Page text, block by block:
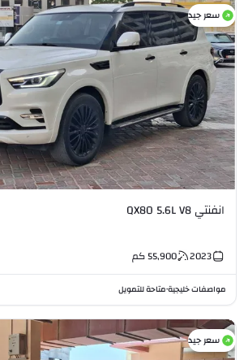
سعر جيد
انفنتي QX80 5.6L V8
2023
55,900كم
مواصفات خليجية•متاحة للتمويل
سعر جيد